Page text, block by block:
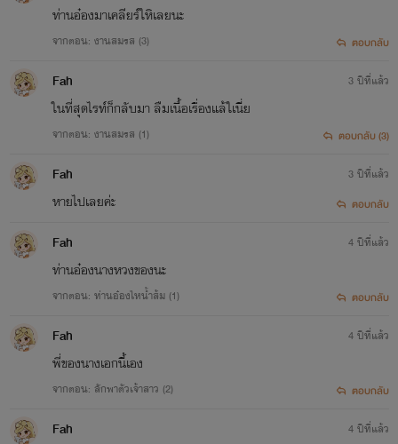
ท่านอ๋องมาเคลียร์ใหิเลยนะ
จากตอน: งานสมรส (3) ตอบกลับ
Fah
ในที่สุดไรท์ก็กลับมา ลืมเนื้อเรื่องแล้ใเนี่ย
จากตอน: งานสมรส (1)
3 ปีที่แล้ว
ตอบกลับ (3)
Fah
หายไปเลยค่ะ
3 ปีที่แล้ว
ตอบกลับ
Fah
ท่านอ๋องนางหวงของนะ
จากตอน: ท่านอ๋องไหน้ำส้ม (1)
4 ปีที่แล้ว
ตอบกลับ
Fah
พี่ของนางเอกนี้เอง
จากตอน: ลักพาตัวเจ้าสาว (2)
4 ปีที่แล้ว
ตอบกลับ
Fah 4 ปีที่แล้ว